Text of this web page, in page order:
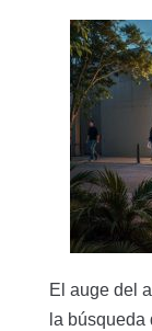
El auge del
la